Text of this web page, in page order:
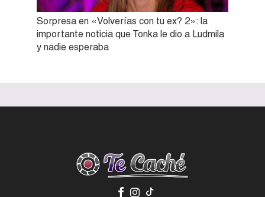
Sorpresa en «Volverías con tu ex? 2»: la
importante noticia que Tonka le dio a Ludmila
y nadie esperaba